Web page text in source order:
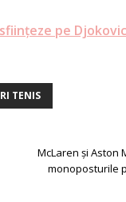
pe
TENIS
McLaren şi Aston
monoposturile